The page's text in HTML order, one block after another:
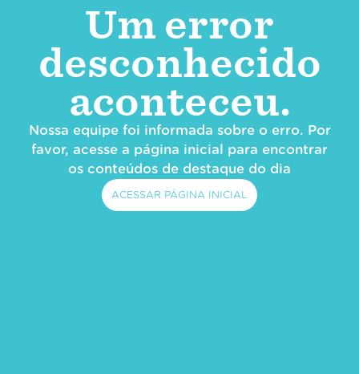
Um error
desconhecido
aconteceu.
Nossa equipe foi informada sobre o erro. Por
favor, acesse a página inicial para encontrar
os conteúdos de destaque do dia
ACESSAR PÁGINA INICIAL